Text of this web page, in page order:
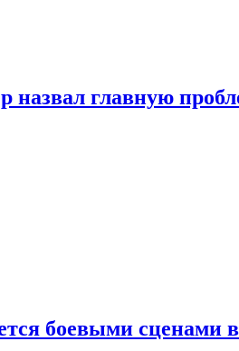
главную
боевыми сценами